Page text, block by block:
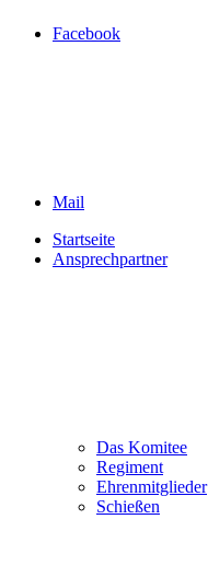
Facebook
Mail
Startseite
Ansprechpartner
Das Komitee
Regiment
Ehrenmitglieder
Schießen